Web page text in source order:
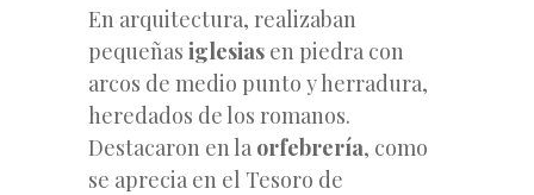
En arquitectura, realizaban
pequeñas iglesias en piedra con
arcos de medio punto y herradura,
heredados de los romanos.
Destacaron en la orfebrería, como
se aprecia en el Tesoro de